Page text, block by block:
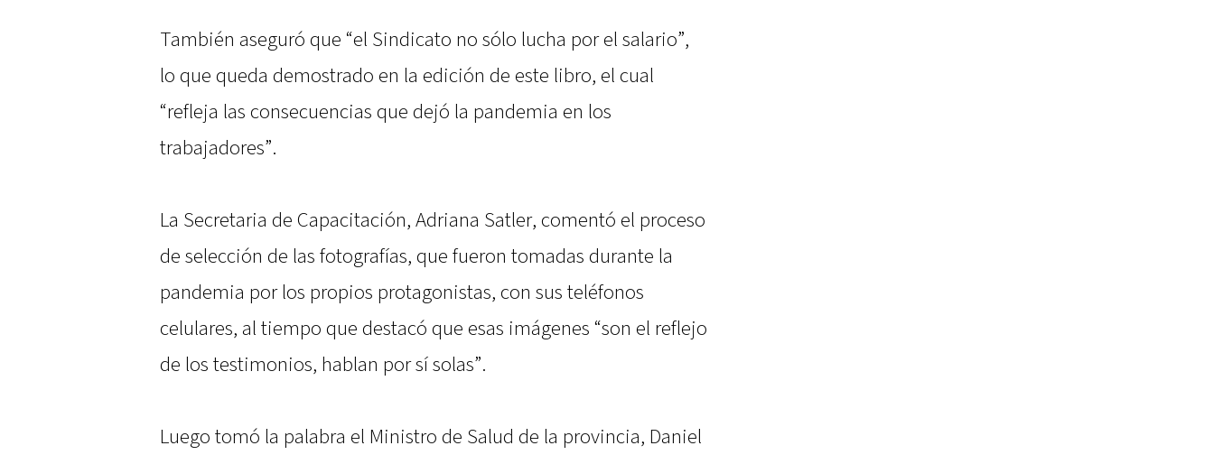
También aseguró que “el Sindicato no sólo lucha por el salario”,
lo que queda demostrado en la edición de este libro, el cual
“refleja las consecuencias que dejó la pandemia en los
trabajadores”.
La Secretaria de Capacitación, Adriana Satler, comentó el proceso
de selección de las fotografías, que fueron tomadas durante la
pandemia por los propios protagonistas, con sus teléfonos
celulares, al tiempo que destacó que esas imágenes “son el reflejo
de los testimonios, hablan por sí solas”.
Luego tomó la palabra el Ministro de Salud de la provincia, Daniel